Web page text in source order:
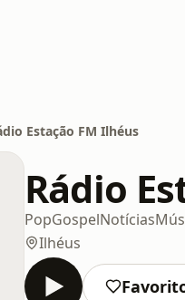
Estação FM Ilhéus
Rádio
PopGospelNotícias
Ilhéus